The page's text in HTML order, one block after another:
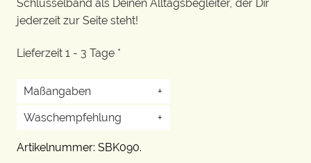
Schlüsselband als Deinen Alltagsbegleiter, der Dir
jederzeit zur Seite steht!
Lieferzeit 1 - 3 Tage *
Maßangaben
+
Waschempfehlung
+
Artikelnummer: SBK090.